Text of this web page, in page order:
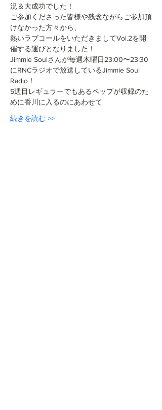
況＆大成功でした！
ご参加くださった皆様や残念ながらご参加頂
けなかった方々から、
熱いラブコールをいただきましてVol.2を開
催する運びとなりました！
Jimmie Soulさんが毎週木曜日23:00〜23:30
にRNCラジオで放送しているJimmie Soul
Radio！
5週目レギュラーでもあるペップが収録のた
めに香川に入るのにあわせて
続きを読む >>